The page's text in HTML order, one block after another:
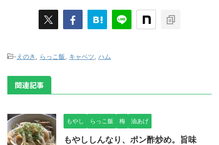
-えのき らっこ飯 キャベツ ハム
関連記事
もやし らっこ飯 梅 油あげ
もやししんなり、ポン酢炒め。旨味